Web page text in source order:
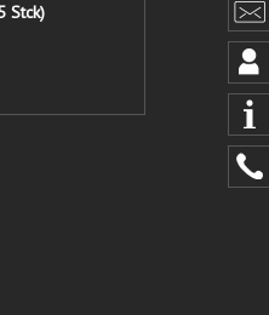
Stck)